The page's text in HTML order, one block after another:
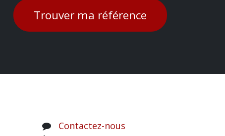
Trouver ma référence
Contactez-nous